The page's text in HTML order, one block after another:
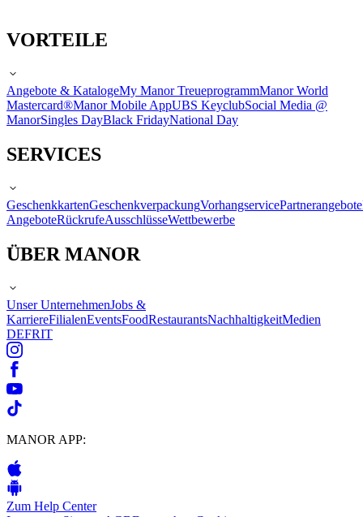
VORTEILE
Angebote & KatalogeMy Manor TreueprogrammManor World
Mastercard®Manor Mobile AppUBS KeyclubSocial Media @
ManorSingles DayBlack FridayNational Day
SERVICES
GeschenkkartenGeschenkverpackungVorhangservicePartnerangebote
AngeboteRückrufeAusschlüsseWettbewerbe
ÜBER MANOR
Unser UnternehmenJobs &
KarriereFilialenEventsFoodRestaurantsNachhaltigkeitMedien
DEFRIT
MANOR APP:
Zum Help Center